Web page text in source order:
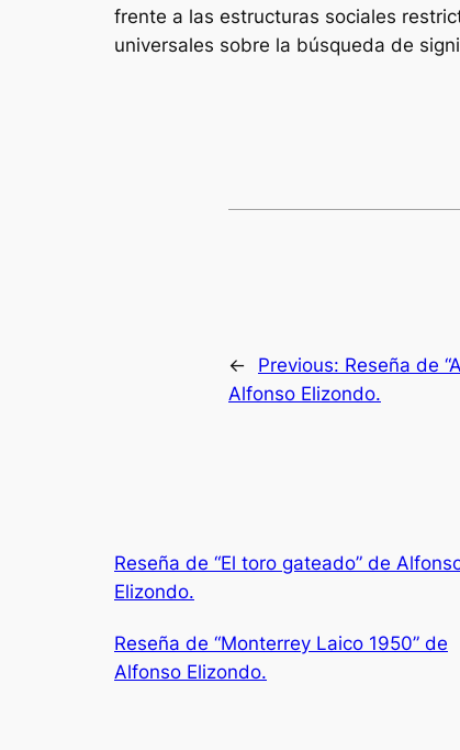
frente a las estructuras sociales
universales sobre la búsqueda de
← Previous: Reseña de
Alfonso Elizondo.
Reseña de “El toro gateado” de
Elizondo.
Reseña de “Monterrey Laico 1950” de
Alfonso Elizondo.